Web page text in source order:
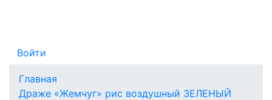
Войти
Главная
Драже «Жемчуг» рис воздушный ЗЕЛЕНЫЙ